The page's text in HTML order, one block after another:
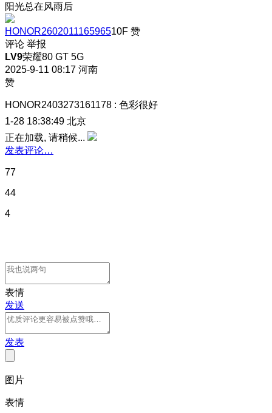
阳光总在风雨后
HONOR260201116596510F 赞
评论 举报
LV9荣耀80 GT 5G
2025-9-11 08:17 河南
赞
HONOR2403273161178 : 色彩很好
1-28 18:38:49 北京
正在加载, 请稍候...
发表评论…
77
44
4
表情
发送
发表
图片
表情